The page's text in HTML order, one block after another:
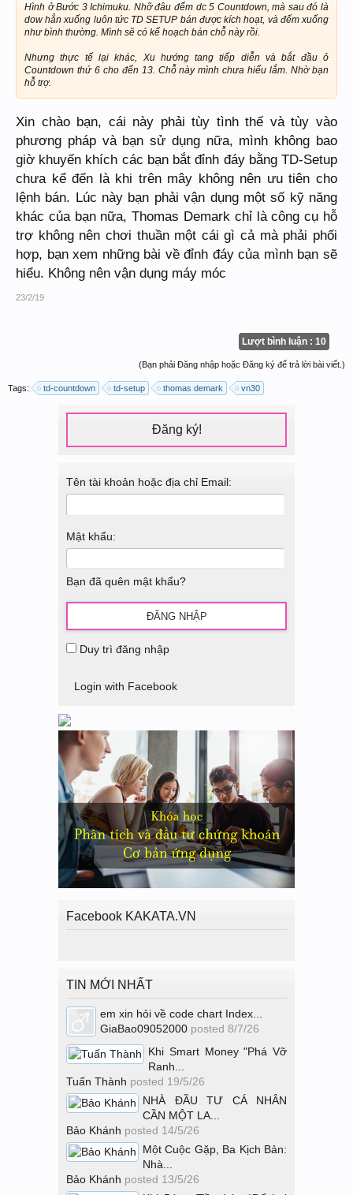
Hình ở Bước 3 Ichimuku. Nhỡ đâu đếm dc 5 Countdown, mà sau đó là
dow hẳn xuống luôn tức TD SETUP bán được kích hoạt, và đếm xuống
như bình thường. Mình sẽ có kế hoạch bán chỗ này rồi.
Nhưng thực tế lại khác, Xu hướng tang tiếp diễn và bắt đầu ở
Countdown thứ 6 cho đến 13. Chỗ này mình chưa hiểu lắm. Nhờ bạn
hỗ trợ.
Xin chào bạn, cái này phải tùy tình thế và tùy vào
phương pháp và bạn sử dụng nữa, mình không bao
giờ khuyến khích các bạn bắt đỉnh đáy bằng TD-Setup
chưa kể đến là khi trên mây không nên ưu tiên cho
lệnh bán. Lúc này bạn phải vận dụng một số kỹ năng
khác của bạn nữa, Thomas Demark chỉ là công cụ hỗ
trợ không nên chơi thuần một cái gì cả mà phải phối
hợp, bạn xem những bài về đỉnh đáy của mình bạn sẽ
hiểu. Không nên vận dụng máy móc
23/2/19
Lượt bình luận : 10
(Bạn phải Đăng nhập hoặc Đăng ký để trả lời bài viết.)
Tags: td-countdown td-setup thomas demark vn30
Đăng ký!
Tên tài khoản hoặc địa chỉ Email:
Mật khẩu:
Bạn đã quên mật khẩu?
Duy trì đăng nhập
Login with Facebook
Facebook KAKATA.VN
TIN MỚI NHẤT
em xin hỏi về code chart Index...
GiaBao09052000 posted 8/7/26
Khi Smart Money "Phá Vỡ
Ranh...
Tuấn Thành posted 19/5/26
NHÀ ĐẦU TƯ CÁ NHÂN
CẦN MỘT LA...
Bảo Khánh posted 14/5/26
Một Cuộc Gặp, Ba Kịch Bản:
Nhà...
Bảo Khánh posted 13/5/26